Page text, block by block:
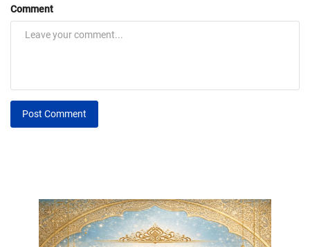
Comment
Post Comment